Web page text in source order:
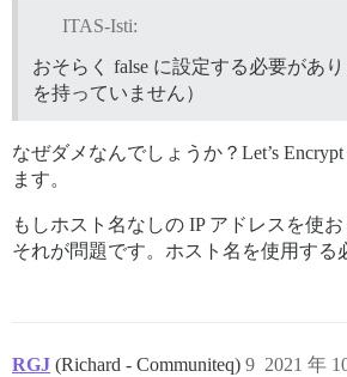
ITAS-Isti:
おそらく false に設定する必要があ
を持っていません）
なぜダメなんでしょうか？Let’s
ます。
もしホスト名なしの IP アドレスを使お
それが問題です。ホスト名を使用する
RGJ (Richard - Communiteq) 2021 年
9